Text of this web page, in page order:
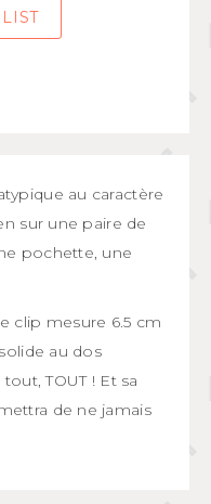
au caractère
sur une paire de
pochette, une
clip mesure 6.5 cm
au dos
TOUT ! Et sa
de ne jamais